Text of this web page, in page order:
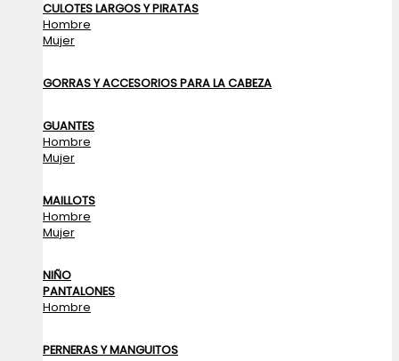
CULOTES LARGOS Y PIRATAS
Hombre
Mujer
GORRAS Y ACCESORIOS PARA LA CABEZA
GUANTES
Hombre
Mujer
MAILLOTS
Hombre
Mujer
NIÑO
PANTALONES
Hombre
PERNERAS Y MANGUITOS